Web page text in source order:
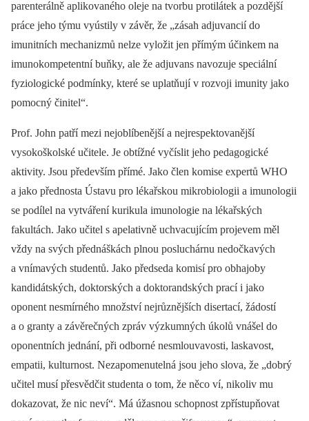
parenterálně aplikovaného oleje na tvorbu protilátek a pozdější
práce jeho týmu vyústily v závěr, že „zásah adjuvancií do
imunitních mechanizmů nelze vyložit jen přímým účinkem na
imunokompetentní buňky, ale že adjuvans navozuje speciální
fyziologické podmínky, které se uplatňují v rozvoji imunity jako
pomocný činitel“.
Prof. John patří mezi nejoblíbenější a nejrespektovanější
vysokoškolské učitele. Je obtížné vyčíslit jeho pedagogické
aktivity. Jsou především přímé. Jako člen komise expertů WHO
a jako přednosta Ústavu pro lékařskou mikrobio­logii a imunologii
se podílel na vytváření kurikula imunologie na lékařských
fakultách. Jako učitel s apelativně uchvacujícím projevem měl
vždy na svých přednáškách plnou posluchárnu nedočkavých
a vnímavých studentů. Jako předseda komisí pro obhajoby
kandidátských, doktorských a doktorandských prací i jako
oponent nesmírného množství nejrůznějších disertací, žádostí
a o granty a závěrečných zpráv výzkumných úkolů vnášel do
oponentních jednání, při odborné nesmlouvavosti, laskavost,
empatii, kulturnost. Nezapomenutelná jsou jeho slova, že „dobrý
učitel musí přesvědčit studenta o tom, že něco ví, nikoliv mu
dokazovat, že nic neví“. Má úžasnou schopnost zpřístupňovat